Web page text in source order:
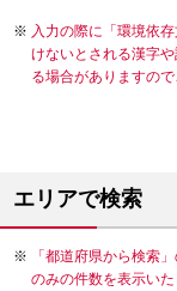
入力の際に「環境依
けないとされる漢字
る場合がありますので
エリアで検索
「都道府県から検索
のみの件数を表示い